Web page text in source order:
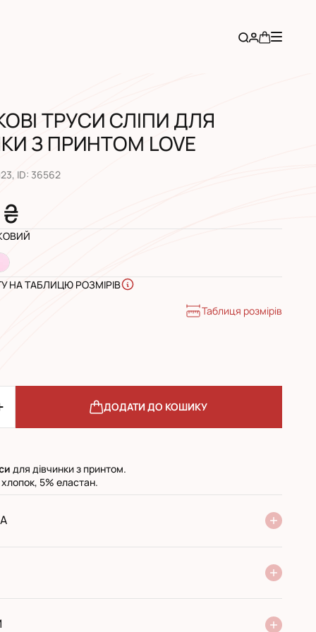
ТРУСИ СЛІПИ ДЛЯ
З ПРИНТОМ LOVE
, ID: 36562
НА ТАБЛИЦЮ РОЗМІРІВ
Таблиця розмірів
ДОДАТИ ДО КОШИКУ
для дівчинки з принтом.
5% еластан.
переказ